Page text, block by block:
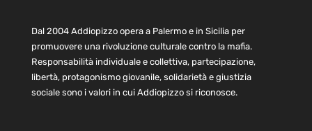
Dal 2004 Addiopizzo opera a Palermo e in Sicilia per
promuovere una rivoluzione culturale contro la mafia.
Responsabilità individuale e collettiva, partecipazione,
libertà, protagonismo giovanile, solidarietà e giustizia
sociale sono i valori in cui Addiopizzo si riconosce.